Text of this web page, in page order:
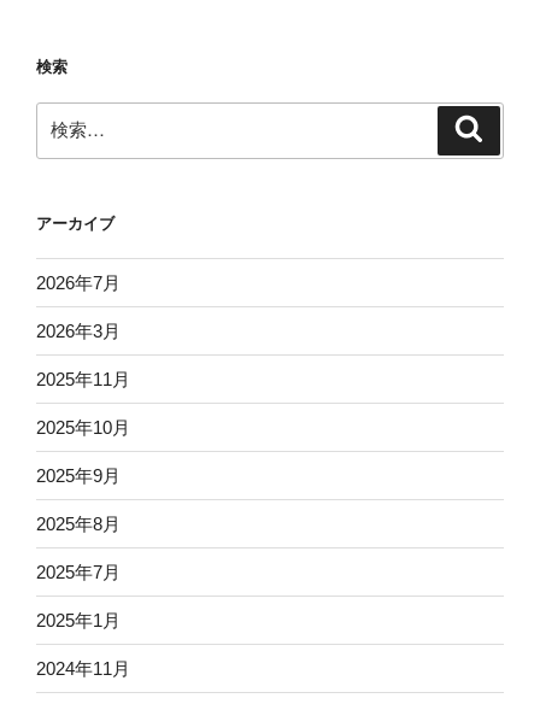
Davinci190SW
コ
ラ
ボ
ー
ョ
ン
を
の
検索
索:
アーカイブ
2026年7月
2026年3月
2025年11月
2025年10月
2025年9月
2025年8月
2025年7月
2025年1月
2024年11月